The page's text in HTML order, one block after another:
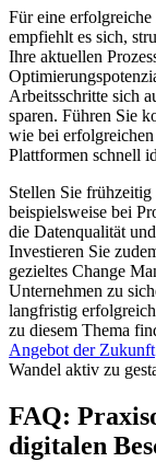
Für eine
empfiehlt es sich,
Ihre aktuellen
Arbeitsschritte sich
sparen. Führen Sie
wie bei
Plattformen schnell
Stellen Sie
beispielsweise bei
die Datenqualität
Investieren Sie
gezieltes Change
Unternehmen zu
langfristig
zu diesem Thema
Angebot der Zukunft
Wandel aktiv zu
FAQ:
digitalen